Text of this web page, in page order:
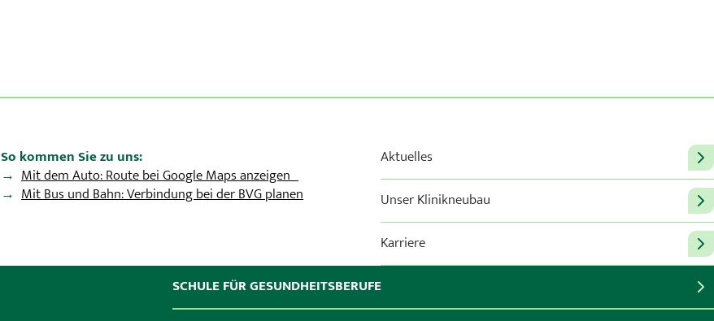
So kommen Sie zu uns:
Mit dem Auto: Route bei Google Maps anzeigen
Mit Bus und Bahn: Verbindung bei der BVG planen
Aktuelles
Unser Klinikneubau
Karriere
SCHULE FÜR GESUNDHEITSBERUFE